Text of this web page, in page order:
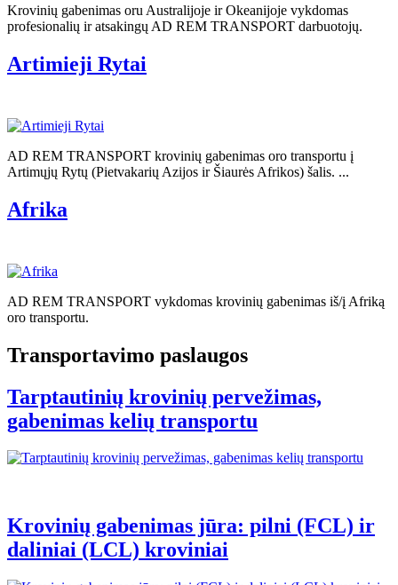
Krovinių gabenimas oru Australijoje ir Okeanijoje vykdomas
profesionalių ir atsakingų AD REM TRANSPORT darbuotojų.
Artimieji Rytai
AD REM TRANSPORT krovinių gabenimas oro transportu į
Artimųjų Rytų (Pietvakarių Azijos ir Šiaurės Afrikos) šalis. ...
Afrika
AD REM TRANSPORT vykdomas krovinių gabenimas iš/į Afriką
oro transportu.
Transportavimo paslaugos
Tarptautinių krovinių pervežimas,
gabenimas kelių transportu
Krovinių gabenimas jūra: pilni (FCL) ir
daliniai (LCL) kroviniai